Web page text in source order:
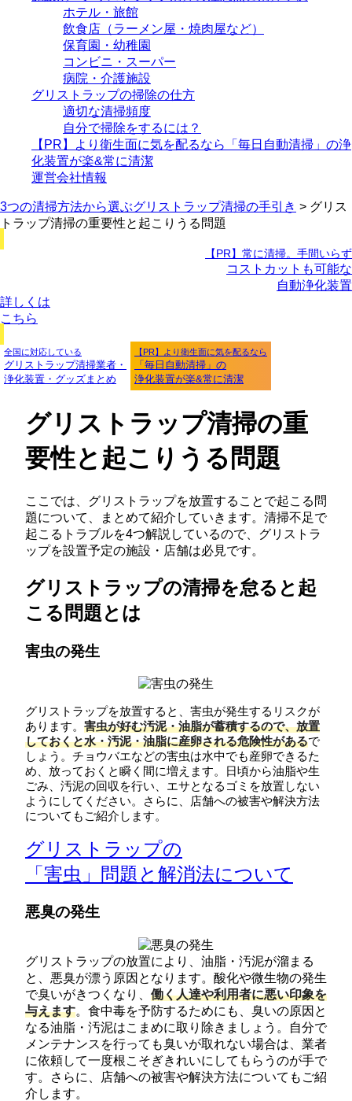
ホテル・旅館
飲食店（ラーメン屋・焼肉屋など）
保育園・幼稚園
コンビニ・スーパー
病院・介護施設
グリストラップの掃除の仕方
適切な清掃頻度
自分で掃除をするには？
【PR】より衛生面に気を配るなら「毎日自動清掃」の浄
化装置が楽&常に清潔
運営会社情報
3つの清掃方法から選ぶグリストラップ清掃の手引き > グリス
トラップ清掃の重要性と起こりうる問題
【PR】常に清掃。手間いらず
コストカットも可能な
自動浄化装置
詳しくは
こちら
全国に対応している
グリストラップ清掃業者・
浄化装置・グッズまとめ
【PR】より衛生面に気を配るなら
「毎日自動清掃」の
浄化装置が楽&常に清潔
グリストラップ清掃の重
要性と起こりうる問題
ここでは、グリストラップを放置することで起こる問
題について、まとめて紹介していきます。清掃不足で
起こるトラブルを4つ解説しているので、グリストラ
ップを設置予定の施設・店舗は必見です。
グリストラップの清掃を怠ると起
こる問題とは
害虫の発生
グリストラップを放置すると、害虫が発生するリスクが
あります。 害虫が好む汚泥・油脂が蓄積するので、放置
しておくと水・汚泥・油脂に産卵される危険性があるで
しょう。チョウバエなどの害虫は水中でも産卵できるた
め、放っておくと瞬く間に増えます。日頃から油脂や生
ごみ、汚泥の回収を行い、エサとなるゴミを放置しない
ようにしてください。さらに、店舗への被害や解決方法
についてもご紹介します。
グリストラップの
「害虫」問題と解消法について
悪臭の発生
グリストラップの放置により、油脂・汚泥が溜まる
と、悪臭が漂う原因となります。酸化や微生物の発生
で臭いがきつくなり、 働く人達や利用者に悪い印象を
与えます。食中毒を予防するためにも、臭いの原因と
なる油脂・汚泥はこまめに取り除きましょう。自分で
メンテナンスを行っても臭いが取れない場合は、業者
に依頼して一度根こそぎきれいにしてもらうのが手で
す。さらに、店舗への被害や解決方法についてもご紹
介します。